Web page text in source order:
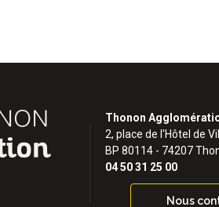
Thonon
2, place de l'Hôtel de
BP 80114 - 74207
04 50 31 25 00
Nous